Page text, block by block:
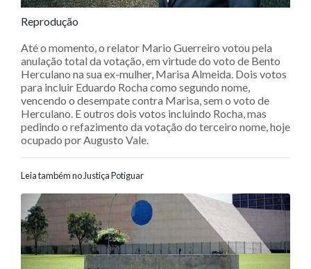
Reprodução
Até o momento, o relator Mario Guerreiro votou pela
anulação total da votação, em virtude do voto de Bento
Herculano na sua ex-mulher, Marisa Almeida. Dois votos
para incluir Eduardo Rocha como segundo nome,
vencendo o desempate contra Marisa, sem o voto de
Herculano. E outros dois votos incluindo Rocha, mas
pedindo o refazimento da votação do terceiro nome, hoje
ocupado por Augusto Vale.
Leia também no Justiça Potiguar
Navegação entre posts